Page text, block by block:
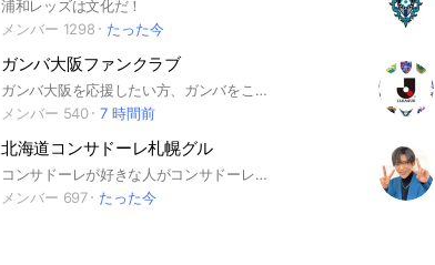
浦和レッズは文化だ！
メンバー 1298
たった今
ガンバ大阪ファンクラブ
ガンバ大阪を応援したい方、ガンバをこれから応援する方参加お待ちしてます。
メンバー 540
7 時間前
北海道コンサドーレ札幌グル
コンサドーレが好きな人がコンサドーレやサッカーについて語り合う場です。
メンバー 697
たった今